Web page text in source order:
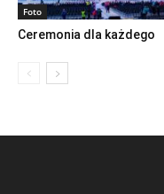
Foto
Ceremonia dla każdego